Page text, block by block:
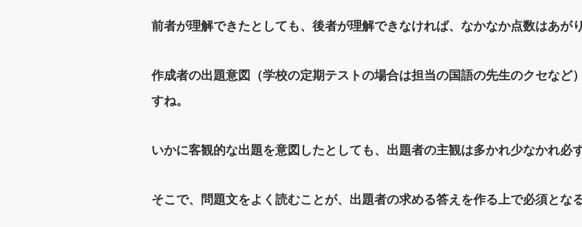
前者が理解できたとしても、後者が理解できなければ、なかなか点数はあがり
作成者の出題意図（学校の定期テストの場合は担当の国語の先生のクセなど
すね。
いかに客観的な出題を意図したとしても、出題者の主観は多かれ少なかれ必
そこで、 問題文をよく読むことが、出題者の求める答えを作る上で必須とな